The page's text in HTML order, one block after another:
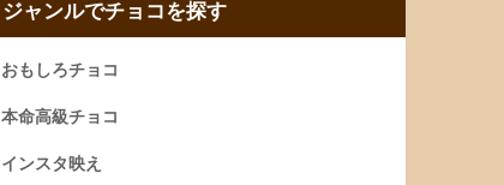
ジャンルでチョコを探す
おもしろチョコ
本命高級チョコ
インスタ映え